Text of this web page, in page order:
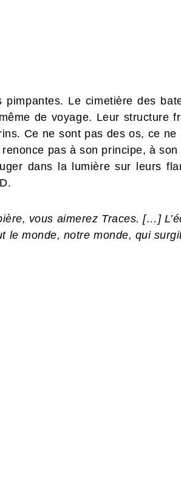
Le cimetière des
de voyage. Leur structure
Ce ne sont pas des os, ce
pas à son principe, à
dans la lumière sur leurs
vous aimerez Traces. […]
le monde, notre monde, qui